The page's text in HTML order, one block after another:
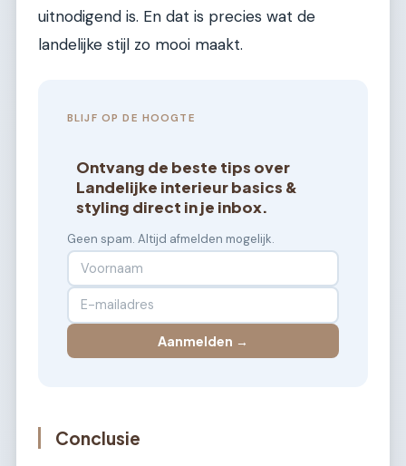
uitnodigend is. En dat is precies wat de
landelijke stijl zo mooi maakt.
BLIJF OP DE HOOGTE
Ontvang de beste tips over
Landelijke interieur basics &
styling direct in je inbox.
Geen spam. Altijd afmelden mogelijk.
Aanmelden →
Conclusie